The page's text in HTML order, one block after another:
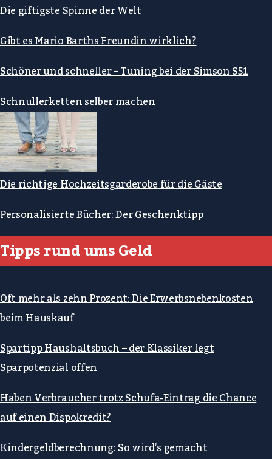
Die giftigste Spinne der Welt
Gibt es Mario Barths Freundin wirklich?
Schöner und schneller – Tuning bei der Simson S51
Schnullerketten selber machen
Die richtige Hochzeitsgarderobe für die Gäste
Personalisierte Bücher: Der Geschenktipp
Tipps rund ums Geld
Oft mehr als zehn Prozent: Die Erwerbsnebenkosten
beim Hauskauf
Spartipp Haushaltsbuch – der Klassiker legt
Sparpotenzial offen
Haben Verbraucher trotz Schufa-Eintrag die Chance
auf einen Dispokredit?
Kindergeldberechnung: So wird’s gemacht